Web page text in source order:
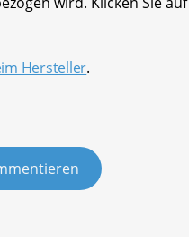
Hersteller.